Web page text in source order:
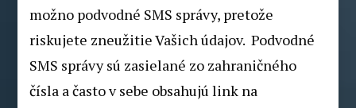
možno podvodné SMS správy, pretože
riskujete zneužitie Vašich údajov. Podvodné
SMS správy sú zasielané zo zahraničného
čísla a často v sebe obsahujú link na